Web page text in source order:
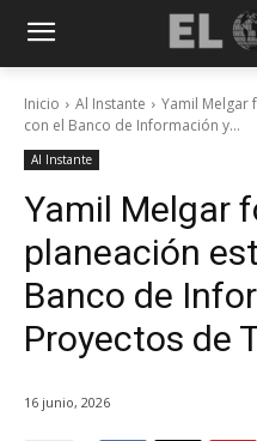
Inicio Al Instante
Yamil Melgar
con el Banco de Información y...
Al Instante
Yamil Melgar
planeación
Banco de
Proyectos de
16 junio, 2026